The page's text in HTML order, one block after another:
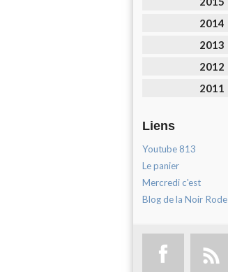
2014
2013
2012
2011
Liens
Youtube 813
Le panier
Mercredi c'est
Blog de la Noir Rode